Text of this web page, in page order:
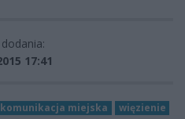
17:41
komunikacja miejska
więzienie